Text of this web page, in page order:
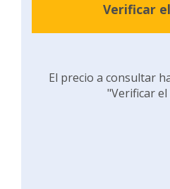
Verificar
El precio a consultar
"Verificar el